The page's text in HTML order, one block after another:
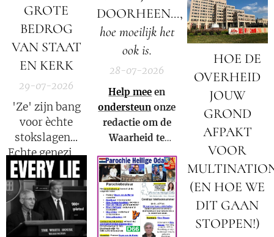
GROTE
BEDROG
VAN STAAT
EN KERK
29-07-2026
'Ze' zijn bang
voor èchte
stokslagen...
Echte genezing
laat emoties
stromen. We
mogen niet
langer meer
zwijgen!
🚨 HOE DE
OVERHEID
JOUW
GROND
AFPAKT
VOOR
(EN HOE WE
DIT GAAN
STOPPEN!)
DOORHEEN...,
hoe moeilijk het
ook is.
28-07-2026
Help mee en
ondersteun onze
redactie om de
Waarheid te
kunnen blijven
verspreiden in
Nederland,
België en in de
rest van de
wereld.